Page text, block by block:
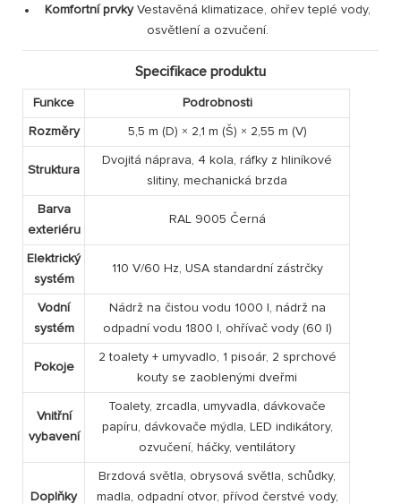
Komfortní prvkyVestavěná klimatizace, ohřev teplé vody,
osvětlení a ozvučení.
Specifikace produktu
Funkce Podrobnosti
Rozměry 5,5 m (D) × 2,1 m (Š) × 2,55 m (V)
Struktura
Dvojitá náprava, 4 kola, ráfky z hliníkové
slitiny, mechanická brzda
Barva
exteriéru
RAL 9005 Černá
Elektrický
systém
110 V/60 Hz, USA standardní zástrčky
Vodní
systém
Nádrž na čistou vodu 1000 l, nádrž na
odpadní vodu 1800 l, ohřívač vody (60 l)
Pokoje
2 toalety + umyvadlo, 1 pisoár, 2 sprchové
kouty se zaoblenými dveřmi
Vnitřní
vybavení
Toalety, zrcadla, umyvadla, dávkovače
papíru, dávkovače mýdla, LED indikátory,
ozvučení, háčky, ventilátory
Doplňky
Brzdová světla, obrysová světla, schůdky,
madla, odpadní otvor, přívod čerstvé vody,